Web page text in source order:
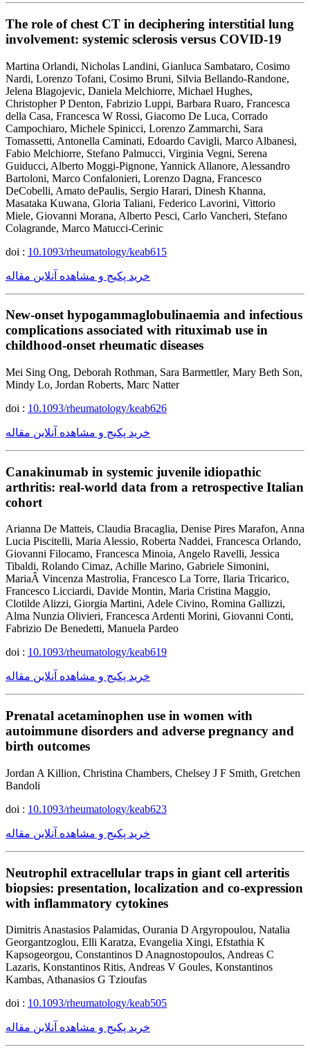
The role of chest CT in deciphering interstitial lung
involvement: systemic sclerosis versus COVID-19
Martina Orlandi, Nicholas Landini, Gianluca Sambataro, Cosimo
Nardi, Lorenzo Tofani, Cosimo Bruni, Silvia Bellando-Randone,
Jelena Blagojevic, Daniela Melchiorre, Michael Hughes,
Christopher P Denton, Fabrizio Luppi, Barbara Ruaro, Francesca
della Casa, Francesca W Rossi, Giacomo De Luca, Corrado
Campochiaro, Michele Spinicci, Lorenzo Zammarchi, Sara
Tomassetti, Antonella Caminati, Edoardo Cavigli, Marco Albanesi,
Fabio Melchiorre, Stefano Palmucci, Virginia Vegni, Serena
Guiducci, Alberto Moggi-Pignone, Yannick Allanore, Alessandro
Bartoloni, Marco Confalonieri, Lorenzo Dagna, Francesco
DeCobelli, Amato dePaulis, Sergio Harari, Dinesh Khanna,
Masataka Kuwana, Gloria Taliani, Federico Lavorini, Vittorio
Miele, Giovanni Morana, Alberto Pesci, Carlo Vancheri, Stefano
Colagrande, Marco Matucci-Cerinic
doi : 10.1093/rheumatology/keab615
خرید پکیج و مشاهده آنلاین مقاله
New-onset hypogammaglobulinaemia and infectious
complications associated with rituximab use in
childhood-onset rheumatic diseases
Mei Sing Ong, Deborah Rothman, Sara Barmettler, Mary Beth Son,
Mindy Lo, Jordan Roberts, Marc Natter
doi : 10.1093/rheumatology/keab626
خرید پکیج و مشاهده آنلاین مقاله
Canakinumab in systemic juvenile idiopathic
arthritis: real-world data from a retrospective Italian
cohort
Arianna De Matteis, Claudia Bracaglia, Denise Pires Marafon, Anna
Lucia Piscitelli, Maria Alessio, Roberta Naddei, Francesca Orlando,
Giovanni Filocamo, Francesca Minoia, Angelo Ravelli, Jessica
Tibaldi, Rolando Cimaz, Achille Marino, Gabriele Simonini,
MariaÂ Vincenza Mastrolia, Francesco La Torre, Ilaria Tricarico,
Francesco Licciardi, Davide Montin, Maria Cristina Maggio,
Clotilde Alizzi, Giorgia Martini, Adele Civino, Romina Gallizzi,
Alma Nunzia Olivieri, Francesca Ardenti Morini, Giovanni Conti,
Fabrizio De Benedetti, Manuela Pardeo
doi : 10.1093/rheumatology/keab619
خرید پکیج و مشاهده آنلاین مقاله
Prenatal acetaminophen use in women with
autoimmune disorders and adverse pregnancy and
birth outcomes
Jordan A Killion, Christina Chambers, Chelsey J F Smith, Gretchen
Bandoli
doi : 10.1093/rheumatology/keab623
خرید پکیج و مشاهده آنلاین مقاله
Neutrophil extracellular traps in giant cell arteritis
biopsies: presentation, localization and co-expression
with inflammatory cytokines
Dimitris Anastasios Palamidas, Ourania D Argyropoulou, Natalia
Georgantzoglou, Elli Karatza, Evangelia Xingi, Efstathia K
Kapsogeorgou, Constantinos D Anagnostopoulos, Andreas C
Lazaris, Konstantinos Ritis, Andreas V Goules, Konstantinos
Kambas, Athanasios G Tzioufas
doi : 10.1093/rheumatology/keab505
خرید پکیج و مشاهده آنلاین مقاله